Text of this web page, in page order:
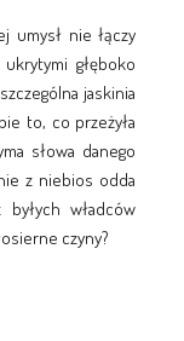
umysł nie łączy
głęboko
jaskinia
to, co przeżyła
słowa danego
z niebios odda
władców
czyny?